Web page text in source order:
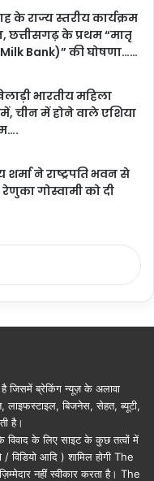
के राज्य स्तरीय कार्यक्रम
के प्रथम “मातृ
Bank)” की घोषणा……
भारतीय महिला
चीन में होने वाले एशिया
ने राष्ट्रपति भवन से
गोस्वामी को दी
है जिसमें ब्रेकिंग न्यूज़ के अलावा
लाइफस्टाइल, बिजनेस, सेहत, ब्यूटी,
है।
विवाद के लिए साइट के कुछ तत्वों में
/ विडियो आदि ) शामिल होगी The
नहीं स्वीकार करता है। The